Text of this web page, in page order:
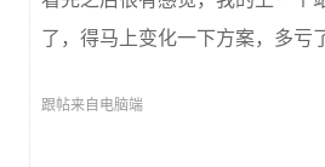
了，得马上变化一下方案，多亏
跟帖来自电脑端